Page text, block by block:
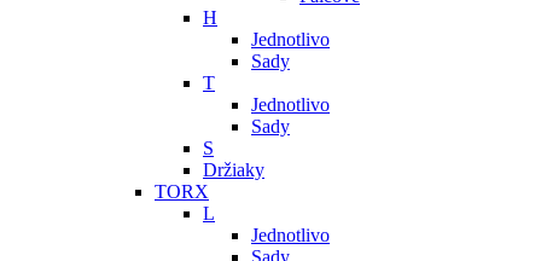
H
Jednotlivo
Sady
T
Jednotlivo
Sady
S
Držiaky
TORX
L
Jednotlivo
Sady